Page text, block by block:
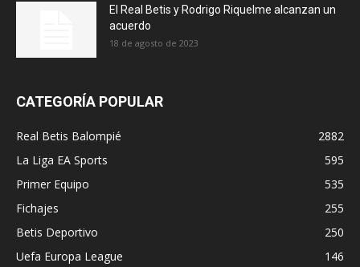
El Real Betis y Rodrigo Riquelme alcanzan un
acuerdo
18 de agosto de 2023
CATEGORÍA POPULAR
Real Betis Balompié
2882
La Liga EA Sports
595
Primer Equipo
535
Fichajes
255
Betis Deportivo
250
Uefa Europa League
146